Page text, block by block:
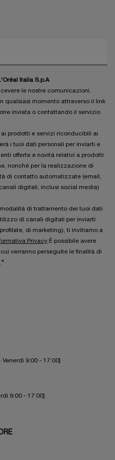
Italia S.p.A
le nostre comunicazioni.
qualsiasi momento attraverso il link
inviata o contattando il servizio
ai prodotti e servizi riconducibili ai
i tuoi dati personali per inviarti e
offerte e novità relativi a prodotti
nonché per la realizzazione di
di contatto automatizzate (email,
digitali, inclusi social media)
di trattamento dei tuoi dati
di canali digitali per inviarti
di marketing), ti invitiamo a
Privacy.È possibile avere
verranno perseguite le finalità di
.*
9:00 - 17:00]
9:00 - 17:00]